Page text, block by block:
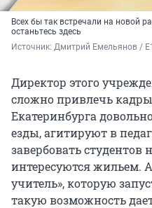
Всех бы так встречали на новой
останьтесь здесь
Источник: Дмитрий Емельянов /
Директор этого
сложно привлечь
Екатеринбурга
езды, агитируют в
завербовать студентов
интересуются жильем.
учитель», которую
такую возможность